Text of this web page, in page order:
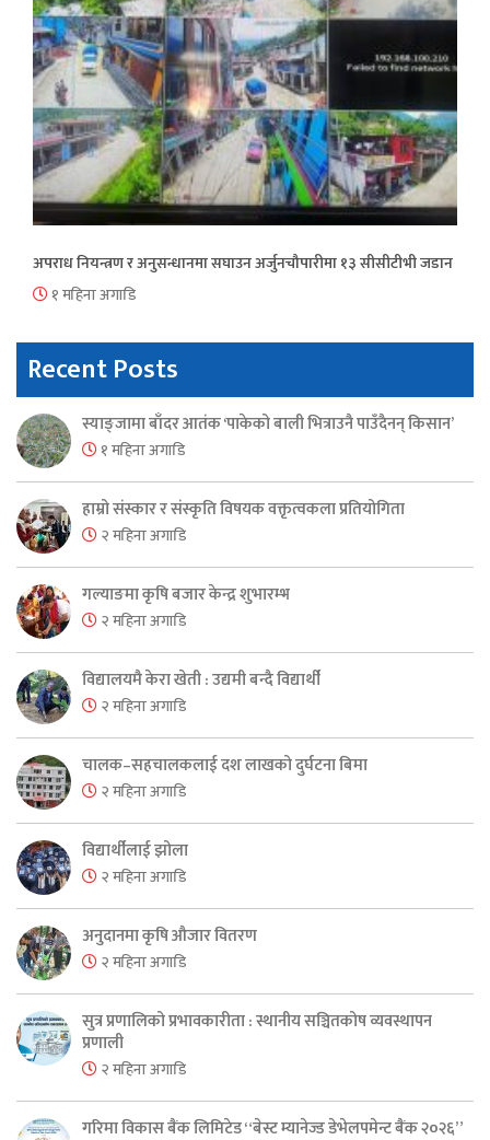
अपराध नियन्त्रण र अनुसन्धानमा सघाउन अर्जुनचौपारीमा १३ सीसीटीभी जडान
१ महिना अगाडि
Recent Posts
स्याङ्जामा बाँदर आतंक ‘पाकेको बाली भित्राउनै पाउँदैनन् किसान’
१ महिना अगाडि
हाम्रो संस्कार र संस्कृति विषयक वक्तृत्वकला प्रतियोगिता
२ महिना अगाडि
गल्याङमा कृषि बजार केन्द्र शुभारम्भ
२ महिना अगाडि
विद्यालयमै केरा खेती : उद्यमी बन्दै विद्यार्थी
२ महिना अगाडि
चालक–सहचालकलाई दश लाखको दुर्घटना बिमा
२ महिना अगाडि
विद्यार्थीलाई झोला
२ महिना अगाडि
अनुदानमा कृषि औजार वितरण
२ महिना अगाडि
सुत्र प्रणालिको प्रभावकारीता : स्थानीय सञ्चितकोष व्यवस्थापन
प्रणाली
२ महिना अगाडि
गरिमा विकास बैंक लिमिटेड “बेस्ट म्यानेज्ड डेभेलपमेन्ट बैंक २०२६”